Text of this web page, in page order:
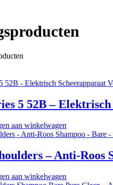
5 52B –
aan winkelwagen
– Anti-Roos
aan winkelwagen